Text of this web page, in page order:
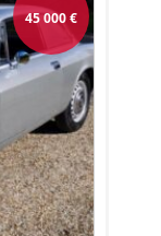
45 000€